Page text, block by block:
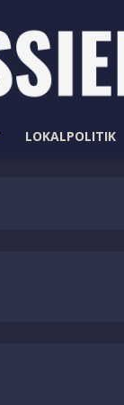
LOKALPOLITIK